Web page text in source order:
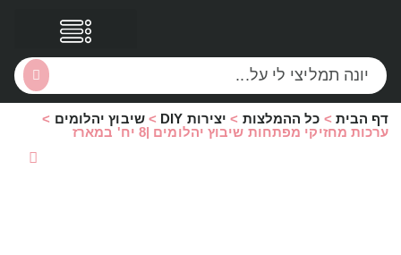
דף הבית > כל ההמלצות > יצירות DIY >שיבוץ יהלומים >
ערכות מחזיקי מפתחות שיבוץ יהלומים |8 יח' במארז